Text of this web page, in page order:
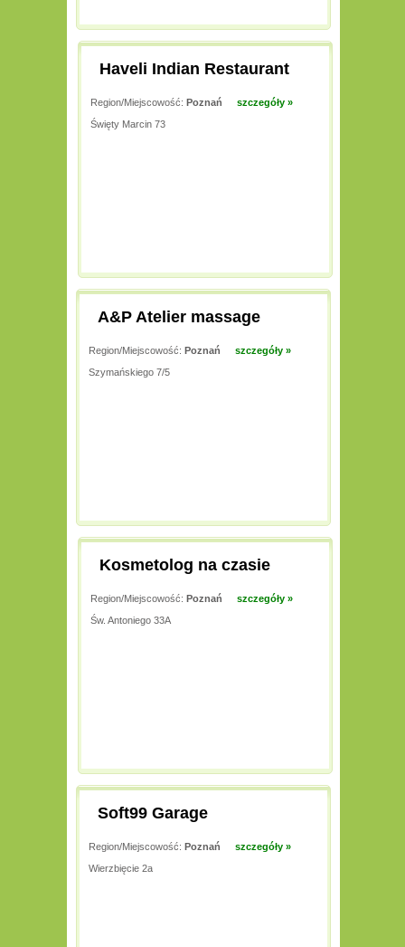
Haveli Indian Restaurant
szczegóły »
Region/Miejscowość: Poznań
Święty Marcin 73
A&P Atelier massage
szczegóły »
Region/Miejscowość: Poznań
Szymańskiego 7/5
Kosmetolog na czasie
szczegóły »
Region/Miejscowość: Poznań
Św. Antoniego 33A
Soft99 Garage
szczegóły »
Region/Miejscowość: Poznań
Wierzbięcie 2a